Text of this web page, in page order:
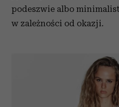
podeszwie albo
w zależności od okazji.